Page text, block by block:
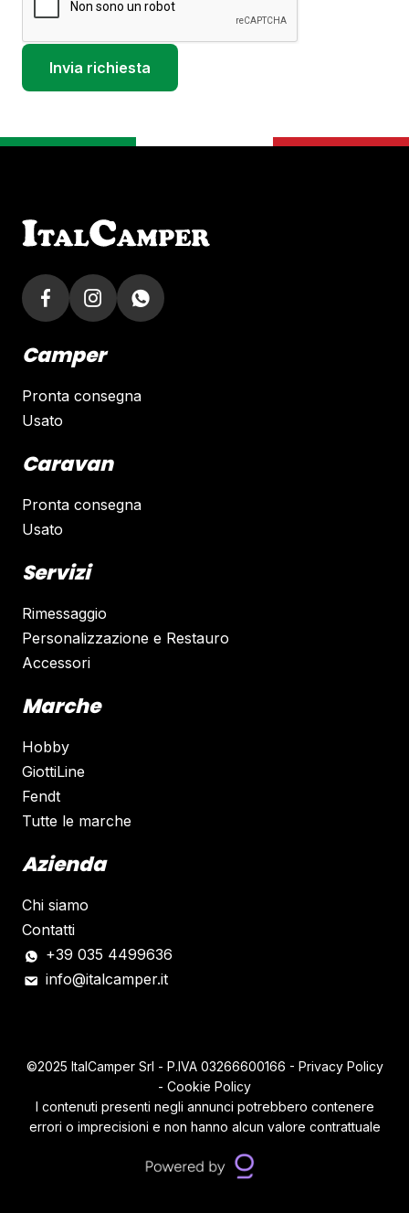
Camper
Pronta consegna
Usato
Caravan
Pronta consegna
Usato
Servizi
Rimessaggio
Personalizzazione e Restauro
Accessori
Marche
Hobby
GiottiLine
Fendt
Tutte le marche
Azienda
Chi siamo
Contatti
+39 035 4499636
info@italcamper.it
©2025 ItalCamper Srl - P.IVA 03266600166 - Privacy Policy
- Cookie Policy
I contenuti presenti negli annunci potrebbero contenere
errori o imprecisioni e non hanno alcun valore contrattuale